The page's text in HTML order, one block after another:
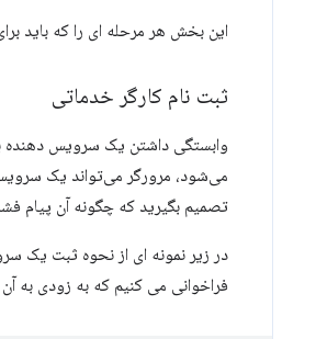
این بخش هر مرحله ای را که باید
ثبت نام کارگر خدماتی
وابستگی داشتن یک سرویس دهنده
می‌شود، مرورگر می‌تواند یک
تصمیم بگیرید که چگونه آن پیام
در زیر نمونه ای از نحوه ثبت یک
فراخوانی می کنیم که به زودی به